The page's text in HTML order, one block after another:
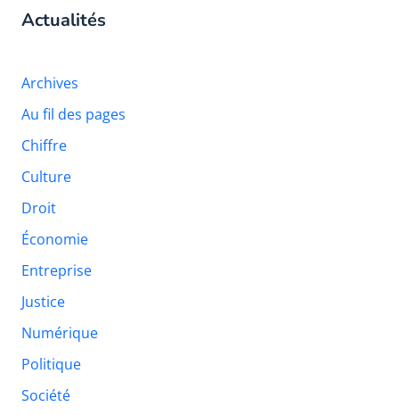
Actualités
Archives
Au fil des pages
Chiffre
Culture
Droit
Économie
Entreprise
Justice
Numérique
Politique
Société